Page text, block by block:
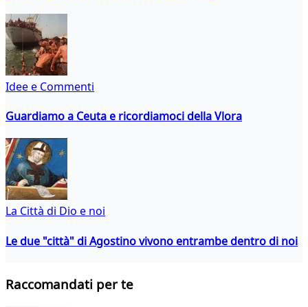
Idee e Commenti
Guardiamo a Ceuta e ricordiamoci della Vlora
La Città di Dio e noi
Le due "città" di Agostino vivono entrambe dentro di noi
Raccomandati per te